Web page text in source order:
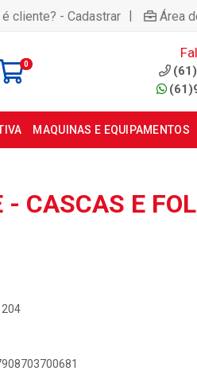
é cliente? - Cadastrar | Área
0
MAQUINAS E EQUIPAMENTOS
- CASCAS E